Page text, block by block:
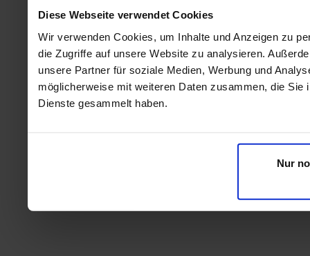
Diese Webseite verwendet Cookies
Wir verwenden Cookies, um Inhalte und Anzeigen zu
die Zugriffe auf unsere Website zu analysieren.
unsere Partner für soziale Medien, Werbung und
möglicherweise mit weiteren Daten zusammen, die
Dienste gesammelt haben.
Nur